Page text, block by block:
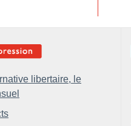
libertaire, le